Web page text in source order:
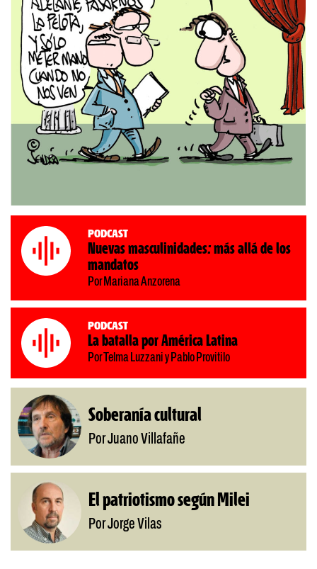
Podcast
Nuevas masculinidades: más allá de los
mandatos
Por Mariana Anzorena
Podcast
La batalla por América Latina
Por Telma Luzzani y Pablo Provitilo
Soberanía cultural
Por Juano Villafañe
El patriotismo según Milei
Por Jorge Vilas